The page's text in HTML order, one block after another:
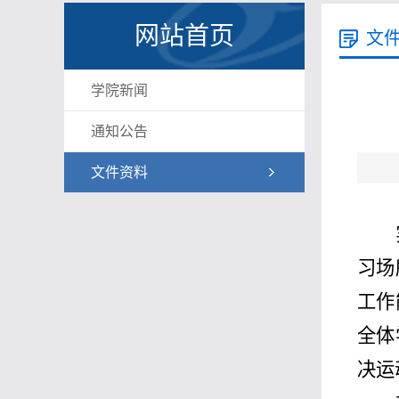
网站首页
学院新闻
通知公告
文件资料
文
习
工
全
决